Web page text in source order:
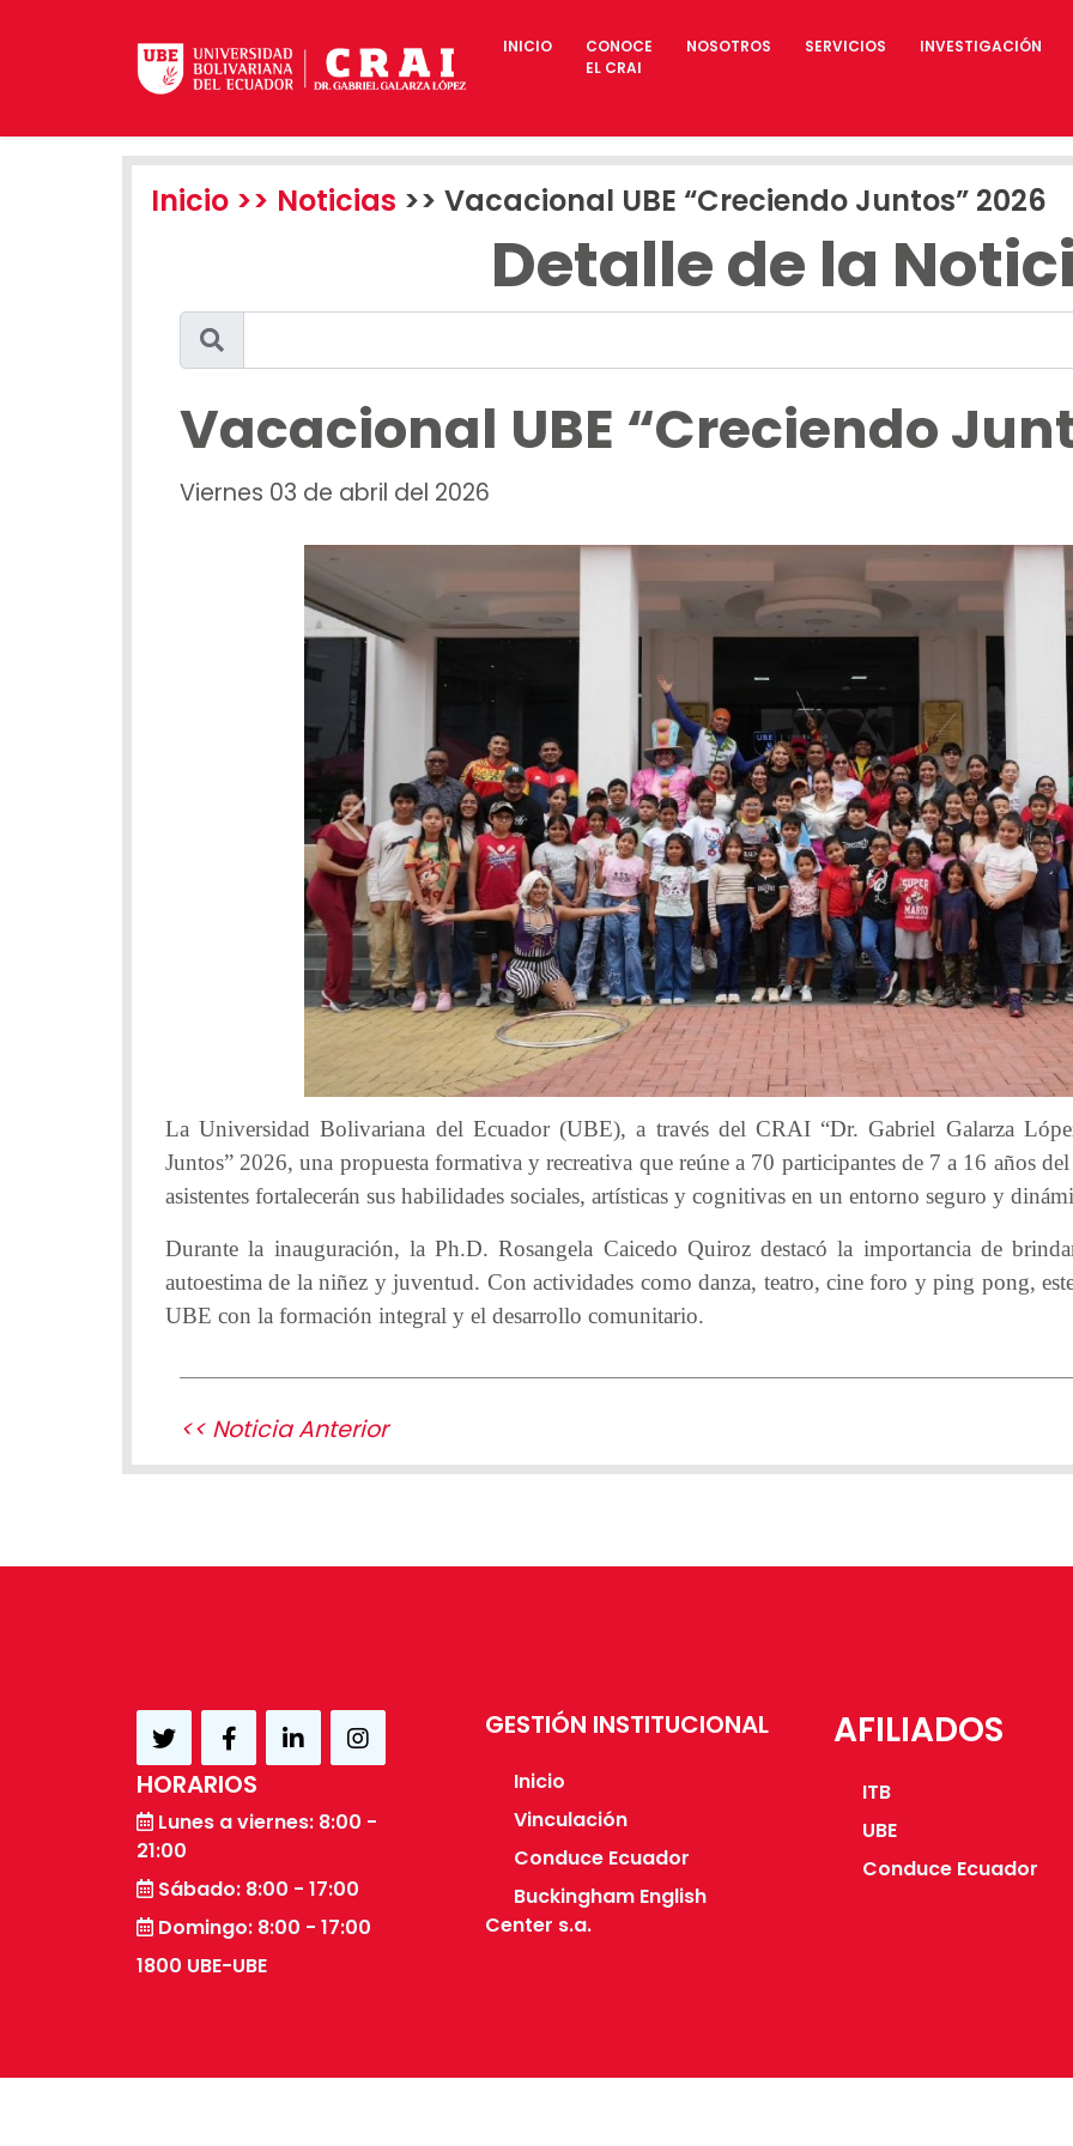
INICIO
CONOCE
EL CRAI
NOSOTROS SERVICIOS INVESTIGACIÓN
Inicio >> Noticias >> Vacacional UBE “Creciendo Juntos” 2026
Detalle de la
Vacacional UBE “Creciendo
Viernes 03 de abril del 2026
Previous
La Universidad Bolivariana del Ecuador (UBE), a través del CRAI “Dr. Gabriel Galarza
Juntos” 2026, una propuesta formativa y recreativa que reúne a 70 participantes de 7 a 16 años
asistentes fortalecerán sus habilidades sociales, artísticas y cognitivas en un entorno seguro y
Durante la inauguración, la Ph.D. Rosangela Caicedo Quiroz destacó la importancia de
autoestima de la niñez y juventud. Con actividades como danza, teatro, cine foro y ping pong,
UBE con la formación integral y el desarrollo comunitario.
<< Noticia Anterior
HORARIOS
Lunes a viernes: 8:00 -
21:00
Sábado: 8:00 - 17:00
Domingo: 8:00 - 17:00
1800 UBE-UBE
GESTIÓN INSTITUCIONAL
Inicio
Vinculación
Conduce Ecuador
Buckingham English
Center s.a.
AFILIADOS
ITB
UBE
Conduce Ecuador